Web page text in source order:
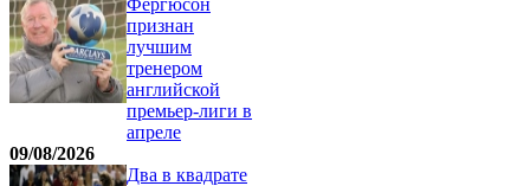
признан
лучшим
тренером
английской
премьер-лиги в
апреле
09/08/2026
Два в квадрате